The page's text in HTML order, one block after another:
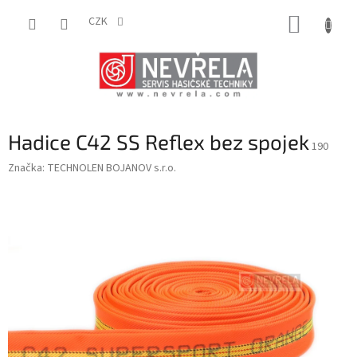
CZK
Hadice C42 SS Reflex bez spojek 190
Značka: TECHNOLEN BOJANOV s.r.o.